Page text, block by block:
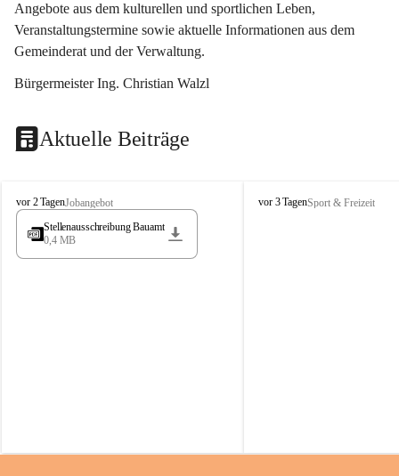
Angebote aus dem kulturellen und sportlichen Leben,
Veranstaltungstermine sowie aktuelle Informationen aus dem
Gemeinderat und der Verwaltung.
Bürgermeister Ing. Christian Walzl
Aktuelle Beiträge
S
t
s
vor 2 TagenJobangebot
Stellenausschreibung Bauamt
0,4 MB
S
vor 3 TagenSport & Freizeit